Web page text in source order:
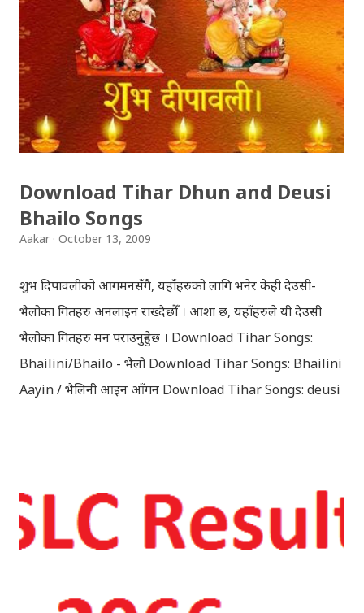
Download Tihar Dhun and Deusi
Bhailo Songs
Aakar October 13, 2009
शुभ दिपावलीको आगमनसँगै, यहाँहरुको लागि भनेर केही देउसी-
भैलोका गितहरु अनलाइन राख्दैछौँ । आशा छ, यहाँहरुले यी देउसी
भैलोका गितहरु मन पराउनुहुनेछ । Download Tihar Songs:
Bhailini/Bhailo - भैलो Download Tihar Songs: Bhailini
Aayin / भैलिनी आइन आँगन Download Tihar Songs: deusi
Download: Tihar Dhun (Deusi,Bhailo)/ तिहार धुन(देउसी
भैलो)- सुरसुधा नोट: यी अपलोड गरिएका गितसंगितहरु व्यावसायिक
प्रायोजनको लागि प्रयोग नगर्न आग्रह गर्दछौँ । इन्टरनेटमा भेटिएका
हौँ । तपाई यदि यी गित संगितको सर्जक हुनुहुन्छ र गित संगित यहाँबाट